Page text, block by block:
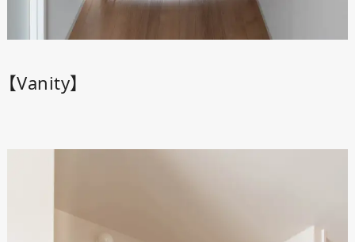
WORKS
【Vanity】